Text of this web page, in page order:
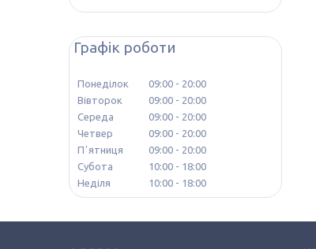
Графік роботи
Понеділок 09:00
20:00
Вівторок
09:00
20:00
Середа
09:00
20:00
Четвер
09:00
20:00
Пʼятниця
09:00
20:00
Субота
10:00
18:00
Неділя
10:00 18:00